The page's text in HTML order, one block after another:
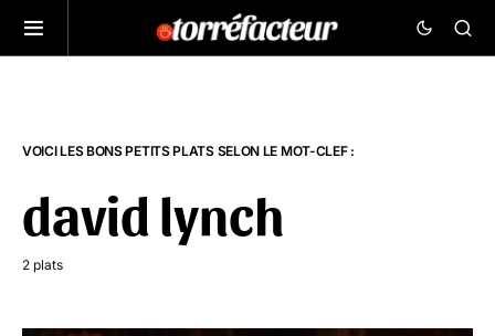
VOICI LES BONS PETITS PLATS SELON LE MOT-CLEF :
david lynch
2 plats